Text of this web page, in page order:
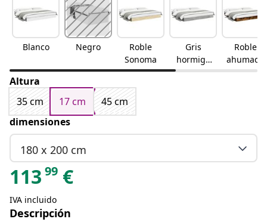
Blanco Negro
Roble
Sonoma
Gris
hormigó
n
Roble
ahumado
Altura
35 cm
17 cm
45 cm
dimensiones
180 x 200 cm
113 99 €
IVA incluido
Descripción